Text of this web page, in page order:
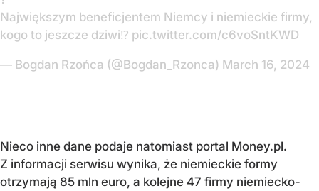
Największym beneficjentem Niemcy i niemieckie firmy,
kogo to jeszcze dziwi⁉️ pic.twitter.com/c6voSntKWD
— Bogdan Rzońca (@Bogdan_Rzonca) March 16, 2024
Nieco inne dane podaje natomiast portal Money.pl.
Z informacji serwisu wynika, że niemieckie formy
otrzymają 85 mln euro, a kolejne 47 firmy niemiecko-